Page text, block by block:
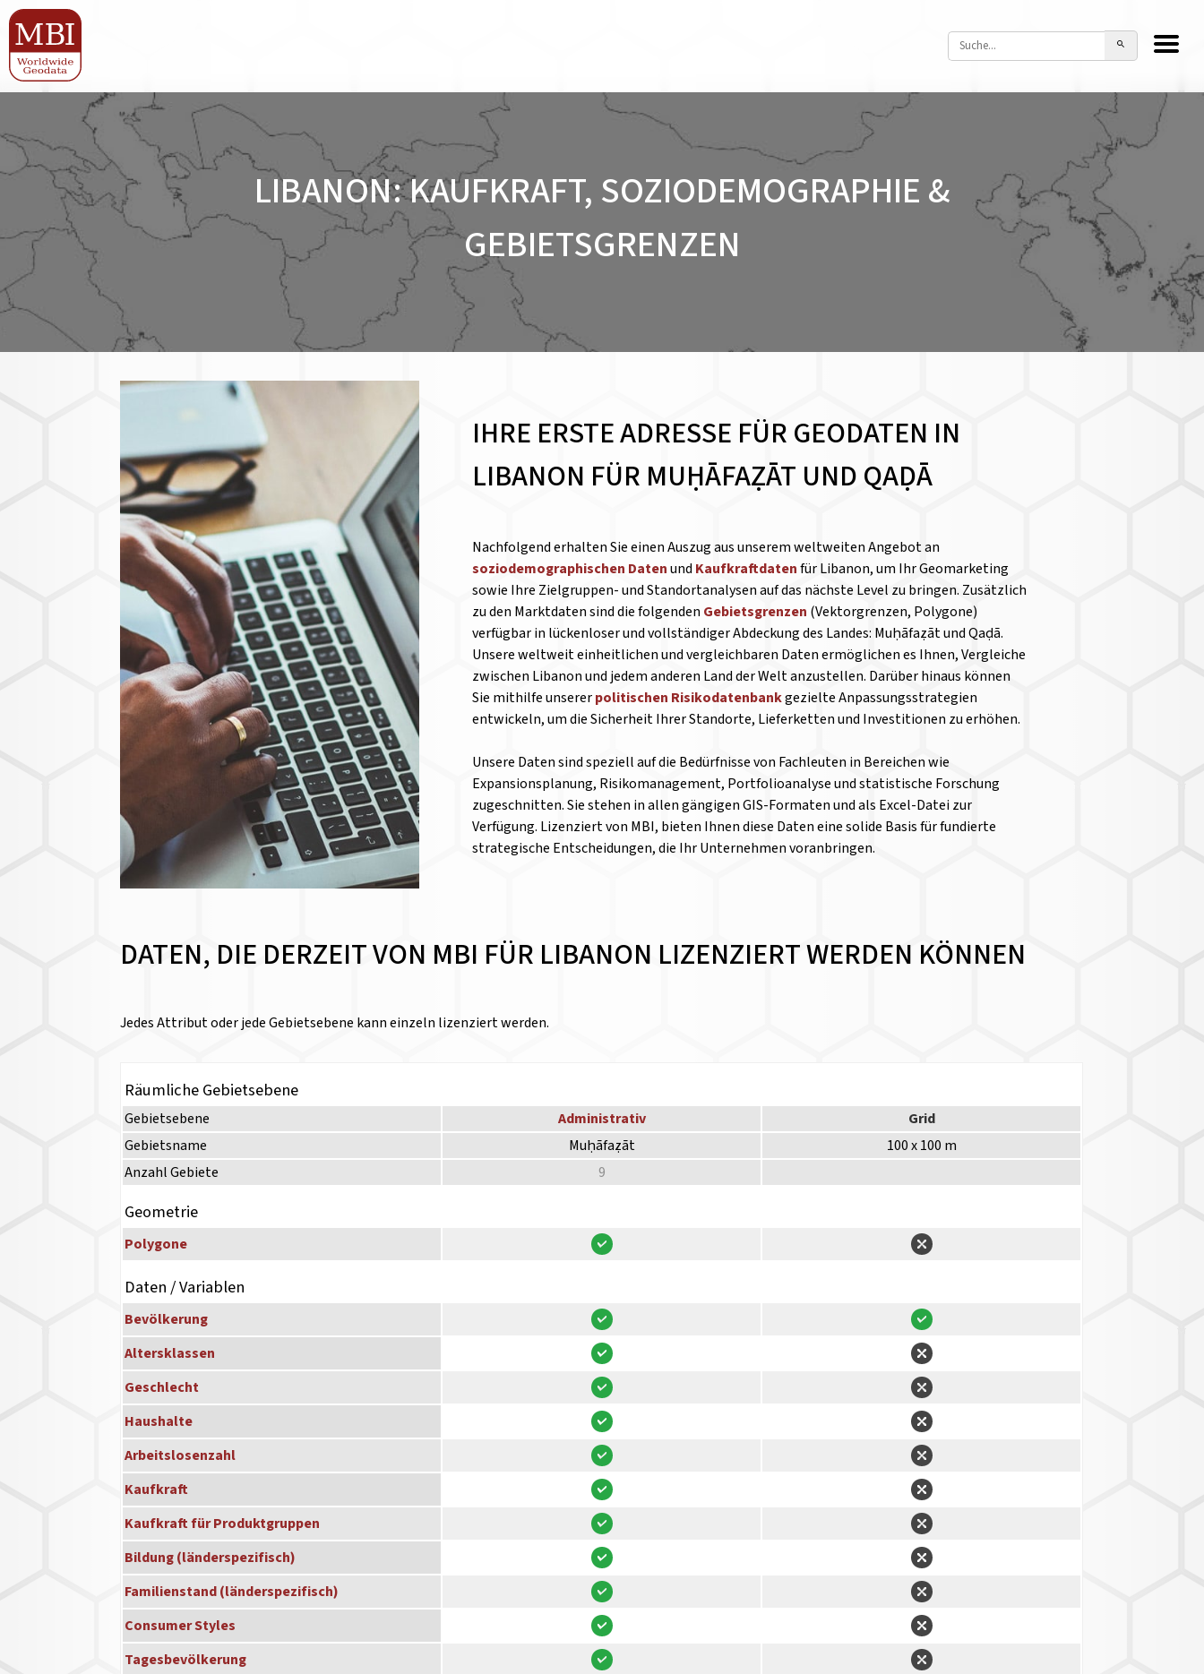
LIBANON: KAUFKRAFT, SOZIODEMOGRAPHIE &
GEBIETSGRENZEN
IHRE ERSTE ADRESSE FÜR GEODATEN IN
LIBANON FÜR MUḤĀFAẒĀT UND QAḌĀ
Nachfolgend erhalten Sie einen Auszug aus unserem weltweiten Angebot an
soziodemographischen Datenund Kaufkraftdatenfür Libanon, um Ihr Geomarketing
sowie Ihre Zielgruppen- und Standortanalysen auf das nächste Level zu bringen. Zusätzlich
zu den Marktdaten sind die folgenden Gebietsgrenzen (Vektorgrenzen, Polygone)
verfügbar in lückenloser und vollständiger Abdeckung des Landes: Muḥāfaẓāt und Qaḍā.
Unsere weltweit einheitlichen und vergleichbaren Daten ermöglichen es Ihnen, Vergleiche
zwischen Libanon und jedem anderen Land der Welt anzustellen. Darüber hinaus können
Sie mithilfe unsererpolitischen Risikodatenbankgezielte Anpassungsstrategien
entwickeln, um die Sicherheit Ihrer Standorte, Lieferketten und Investitionen zu erhöhen.
Unsere Daten sind speziell auf die Bedürfnisse von Fachleuten in Bereichen wie
Expansionsplanung, Risikomanagement, Portfolioanalyse und statistische Forschung
zugeschnitten. Sie stehen in allen gängigen GIS-Formaten und als Excel-Datei zur
Verfügung. Lizenziert von MBI, bieten Ihnen diese Daten eine solide Basis für fundierte
strategische Entscheidungen, die Ihr Unternehmen voranbringen.
DATEN, DIE DERZEIT VON MBI FÜR LIBANON LIZENZIERT WERDEN KÖNNEN
Jedes Attribut oder jede Gebietsebene kann einzeln lizenziert werden.
Räumliche Gebietsebene
Gebietsebene Administrativ
Grid
Gebietsname
Muḥāfaẓāt
100 x 100 m
Anzahl Gebiete
9
Geometrie
Polygone
Daten / Variablen
Bevölkerung
Altersklassen
Geschlecht
Haushalte
Arbeitslosenzahl
Kaufkraft
Kaufkraft für Produktgruppen
Bildung (länderspezifisch)
Familienstand (länderspezifisch)
Consumer Styles
Tagesbevölkerung